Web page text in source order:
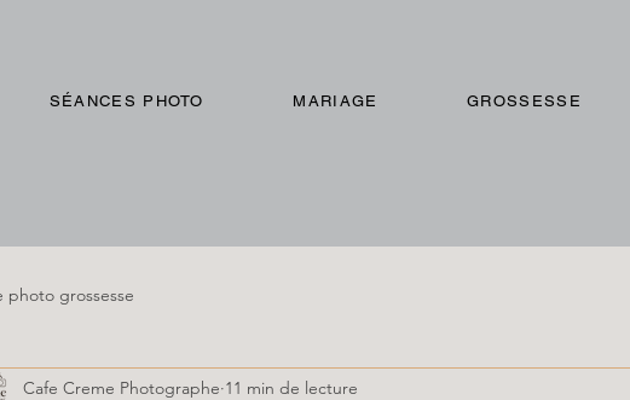
SÉANCES PHOTO MARIAGE GROSSESSE
photo grossesse
Cafe Creme Photographe 11 min de lecture